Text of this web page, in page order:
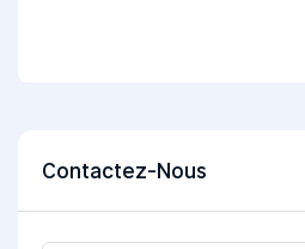
Contactez-Nous